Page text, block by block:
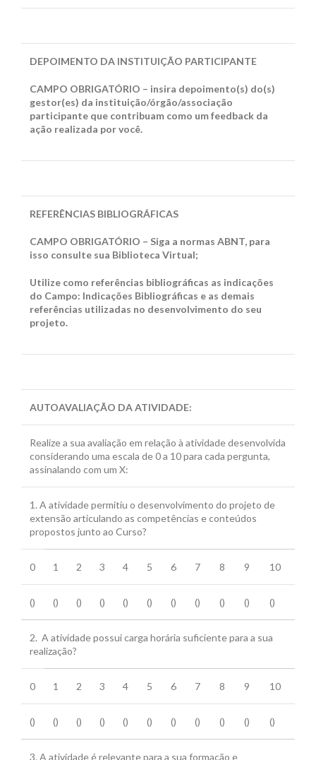
DEPOIMENTO DA INSTITUIÇÃO PARTICIPANTE
CAMPO OBRIGATÓRIO – insira depoimento(s) do(s)
gestor(es) da instituição/órgão/associação
participante que contribuam como um feedback da
ação realizada por você.
REFERÊNCIAS BIBLIOGRÁFICAS
CAMPO OBRIGATÓRIO – Siga a normas ABNT, para
isso consulte sua Biblioteca Virtual;
Utilize como referências bibliográficas as indicações
do Campo: Indicações Bibliográficas e as demais
referências utilizadas no desenvolvimento do seu
projeto.
AUTOAVALIAÇÃO DA ATIVIDADE:
Realize a sua avaliação em relação à atividade desenvolvida
considerando uma escala de 0 a 10 para cada pergunta,
assinalando com um X:
1. A atividade permitiu o desenvolvimento do projeto de
extensão articulando as competências e conteúdos
propostos junto ao Curso?
0 1 2 3 4 5 6 7 8 9 10
() () () () () () () () () () ()
2. A atividade possui carga horária suficiente para a sua
realização?
0 1 2 3 4 5 6 7 8 9 10
() () () () () () () () () () ()
3. A atividade é relevante para a sua formação e